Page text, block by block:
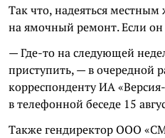
Так что, надеяться
на ямочный ремонт. Если он
— Где-то на следующей
приступить, — в очередной
корреспонденту ИА
в телефонной беседе 15
Также гендиректор ООО